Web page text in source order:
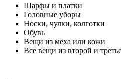
Шарфы и платки
Головные уборы
Носки, чулки, колготки
Обувь
Вещи из меха или кожи
Все вещи из второй и